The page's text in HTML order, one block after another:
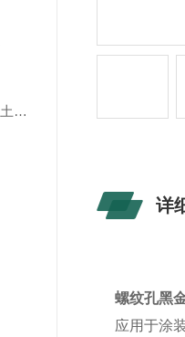
多功能强度检测仪/混凝土强度检测仪
详
螺纹孔黑
应用于涂